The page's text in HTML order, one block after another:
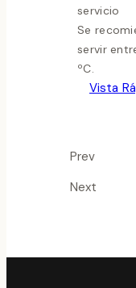
servicio
Se
servir
ºC.
Vista
Prev
Next